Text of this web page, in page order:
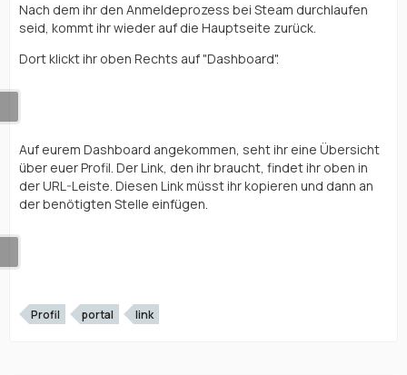
Nach dem ihr den Anmeldeprozess bei Steam durchlaufen
seid, kommt ihr wieder auf die Hauptseite zurück.
Dort klickt ihr oben Rechts auf "Dashboard".
Auf eurem Dashboard angekommen, seht ihr eine Übersicht
über euer Profil. Der Link, den ihr braucht, findet ihr oben in
der URL-Leiste. Diesen Link müsst ihr kopieren und dann an
der benötigten Stelle einfügen.
Profil portal link